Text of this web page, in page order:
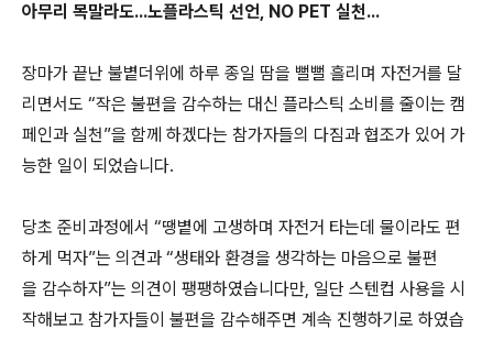
아무리 목말라도...노플라스틱 선언, NO PET 실천...
장마가 끝난 불볕더위에 하루 종일 땀을 뻘뻘 흘리며 자전거를 달
리면서도 “작은 불편을 감수하는 대신 플라스틱 소비를 줄이는 캠
페인과 실천”을 함께 하겠다는 참가자들의 다짐과 협조가 있어 가
능한 일이 되었습니다.
당초 준비과정에서 “땡볕에 고생하며 자전거 타는데 물이라도 편
하게 먹자”는 의견과 “생태와 환경을 생각하는 마음으로 불편
을 감수하자”는 의견이 팽팽하였습니다만, 일단 스텐컵 사용을 시
작해보고 참가자들이 불편을 감수해주면 계속 진행하기로 하였습